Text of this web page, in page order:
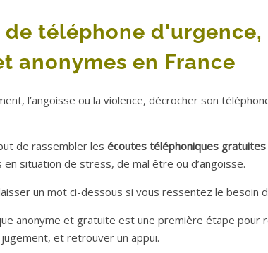
de téléphone
anonymes en France
l’angoisse ou la violence, décrocher son
de rassembler les écoutes téléphoniques
en situation de stress, de mal être ou d’angoisse.
un mot ci-dessous si vous ressentez le besoin
anonyme et gratuite est une première étape pour
et retrouver un appui.